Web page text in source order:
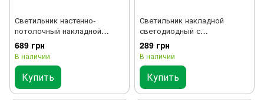
Светильник настенно-
потолочный накладной
светодиодный круглый ELM
36W 6500К Vega IP40 26-0053
689 грн
В наличии
Купить
Светильник накладной
светодиодный с
рассеивателем ELM Divo 36W
6500К 26-0101
289 грн
В наличии
Купить